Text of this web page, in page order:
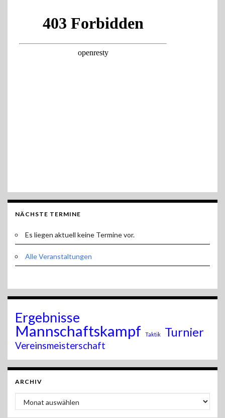
NÄCHSTE TERMINE
Es liegen aktuell keine Termine vor.
Alle Veranstaltungen
Ergebnisse
Mannschaftskampf Taktik Turnier
Vereinsmeisterschaft
ARCHIV
Archiv